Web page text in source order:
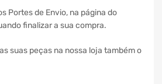
Portes de Envio, na página do
finalizar a sua compra.
suas peças na nossa loja também o